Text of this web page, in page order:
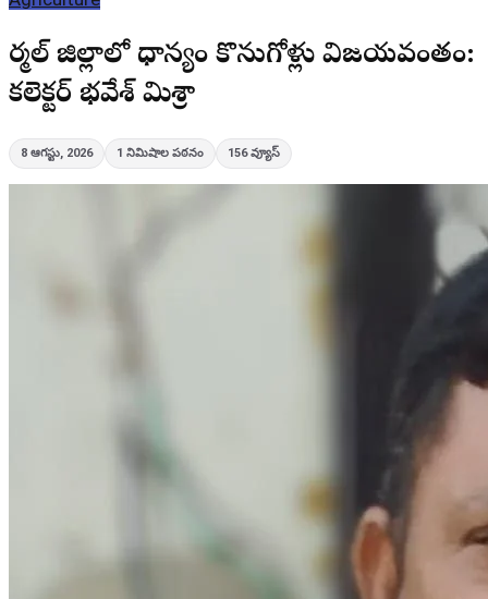
నిర్మల్ జిల్లాలో ధాన్యం కొనుగోళ్లు విజయవంతం:
కలెక్టర్ భవేశ్ మిశ్రా
8 ఆగస్టు, 2026 1 నిమిషాల పఠనం 156 వ్యూస్